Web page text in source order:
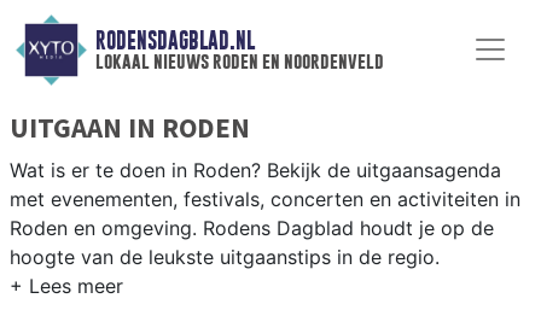
RODENSDAGBLAD.NL
lokaal nieuws roden en noordenveld
UITGAAN IN RODEN
Wat is er te doen in Roden? Bekijk de uitgaansagenda
met evenementen, festivals, concerten en activiteiten in
Roden en omgeving. Rodens Dagblad houdt je op de
hoogte van de leukste uitgaanstips in de regio.